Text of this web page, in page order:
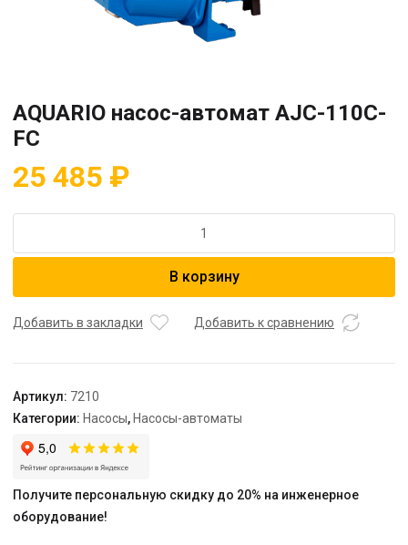
AQUARIO насос-автомат AJC-110C-
FC
25 485 ₽
AQUARIO
AJC-
В корзину
Добавить в закладки Добавить к сравнению
Артикул: 7210
Категории: Насосы, Насосы-автоматы
Получите персональную скидку до 20% на инженерное
оборудование!